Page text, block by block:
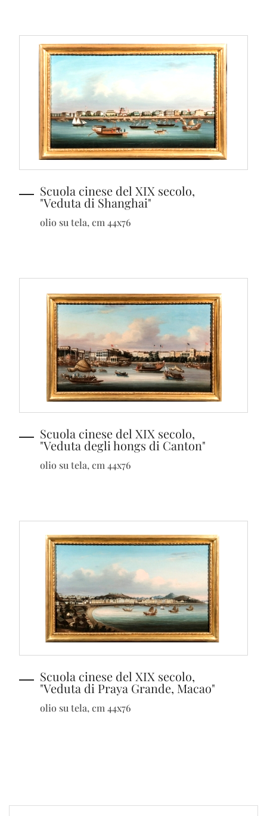
Scuola cinese del XIX secolo,
"Veduta di Shanghai"
olio su tela, cm 44x76
Scuola cinese del XIX secolo,
"Veduta degli hongs di Canton"
olio su tela, cm 44x76
Scuola cinese del XIX secolo,
"Veduta di Praya Grande, Macao"
olio su tela, cm 44x76